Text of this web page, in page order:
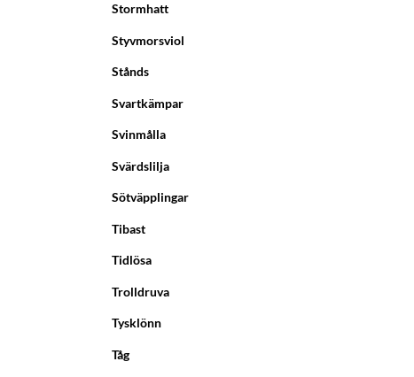
Stormhatt
Styvmorsviol
Stånds
Svartkämpar
Svinmålla
Svärdslilja
Sötväpplingar
Tibast
Tidlösa
Trolldruva
Tysklönn
Tåg